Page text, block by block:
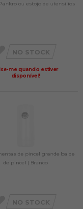
ou estojo de utensílios
NO STOCK
me quando estiver
disponível!
de pincel grande balde
de pincel | Branco
NO STOCK